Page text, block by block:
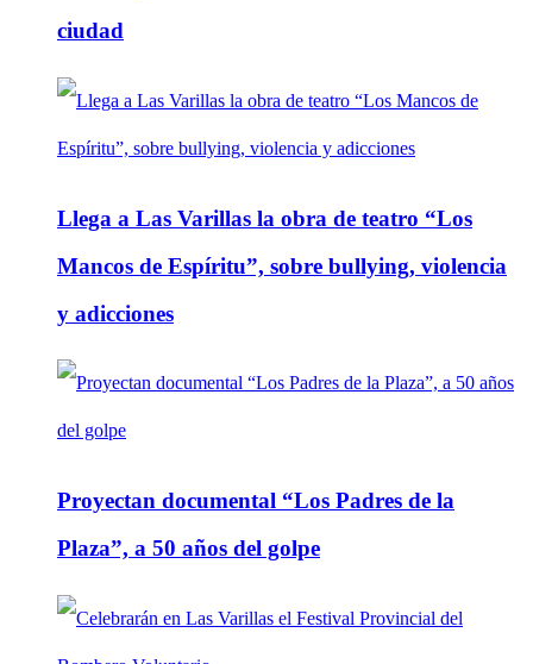
ciudad
Llega a Las Varillas la obra de teatro “Los
Mancos de Espíritu”, sobre bullying, violencia
y adicciones
Proyectan documental “Los Padres de la
Plaza”, a 50 años del golpe